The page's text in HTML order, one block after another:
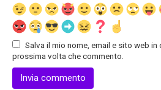
Salva il mio nome, email e sito web
prossima volta che commento.